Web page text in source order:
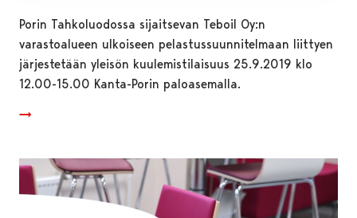
Porin Tahkoluodossa sijaitsevan Teboil Oy:n
varastoalueen ulkoiseen pelastussuunnitelmaan liittyen
järjestetään yleisön kuulemistilaisuus 25.9.2019 klo
12.00-15.00 Kanta-Porin paloasemalla.